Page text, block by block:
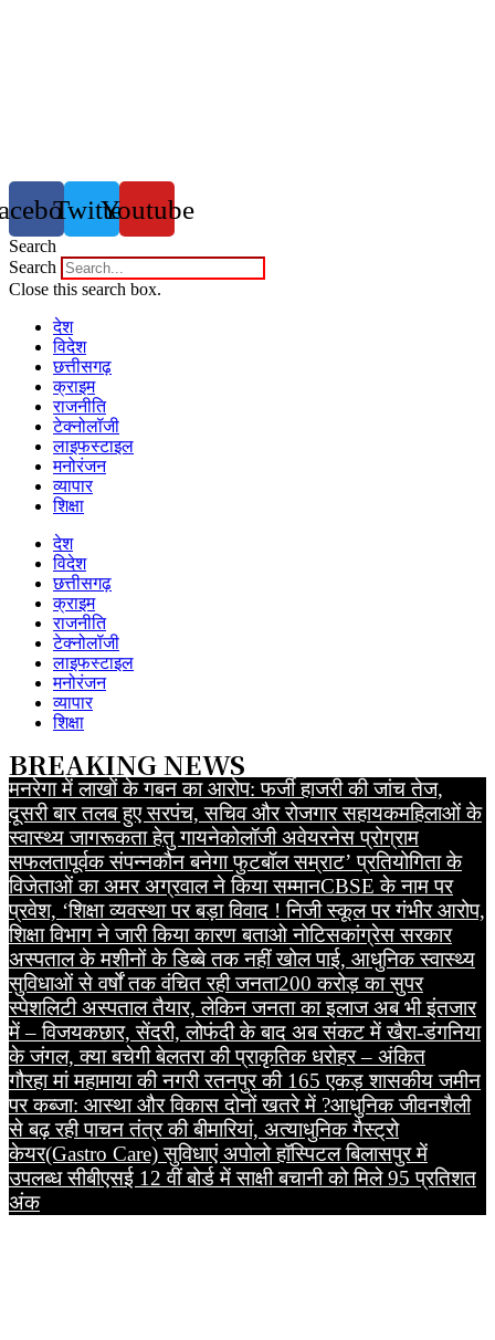
TwitterYoutube
Search
Search
Close this search box.
देश
विदेश
छत्तीसगढ़
क्राइम
राजनीति
टेक्नोलॉजी
लाइफस्टाइल
मनोरंजन
व्यापार
शिक्षा
देश
विदेश
छत्तीसगढ़
क्राइम
राजनीति
टेक्नोलॉजी
लाइफस्टाइल
मनोरंजन
व्यापार
शिक्षा
BREAKING NEWS
मनरेगा में लाखों के गबन का आरोप: फर्जी हाजरी की जांच तेज,
दूसरी बार तलब हुए सरपंच, सचिव और रोजगार सहायकमहिलाओं के
स्वास्थ्य जागरूकता हेतु गायनेकोलॉजी अवेयरनेस प्रोग्राम
सफलतापूर्वक संपन्नकौन बनेगा फुटबॉल सम्राट’ प्रतियोगिता के
विजेताओं का अमर अग्रवाल ने किया सम्मानCBSE के नाम पर
प्रवेश, ‘शिक्षा व्यवस्था पर बड़ा विवाद ! निजी स्कूल पर गंभीर आरोप,
शिक्षा विभाग ने जारी किया कारण बताओ नोटिसकांग्रेस सरकार
अस्पताल के मशीनों के डिब्बे तक नहीं खोल पाई, आधुनिक स्वास्थ्य
सुविधाओं से वर्षों तक वंचित रही जनता200 करोड़ का सुपर
स्पेशलिटी अस्पताल तैयार, लेकिन जनता का इलाज अब भी इंतजार
में – विजयकछार, सेंदरी, लोफंदी के बाद अब संकट में खैरा-डंगनिया
के जंगल, क्या बचेगी बेलतरा की प्राकृतिक धरोहर – अंकित
गौरहामां महामाया की नगरी रतनपुर की 165 एकड़ शासकीय जमीन
पर कब्जा: आस्था और विकास दोनों खतरे में ?आधुनिक जीवनशैली
से बढ़ रही पाचन तंत्र की बीमारियां, अत्याधुनिक गैस्ट्रो
केयर(Gastro Care) सुविधाएं अपोलो हॉस्पिटल बिलासपुर में
उपलब्धसीबीएसई 12 वीं बोर्ड में साक्षी बचानी को मिले 95 प्रतिशत
अंक